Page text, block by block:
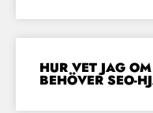
HUR VET JAG
BEHÖVER SEO-